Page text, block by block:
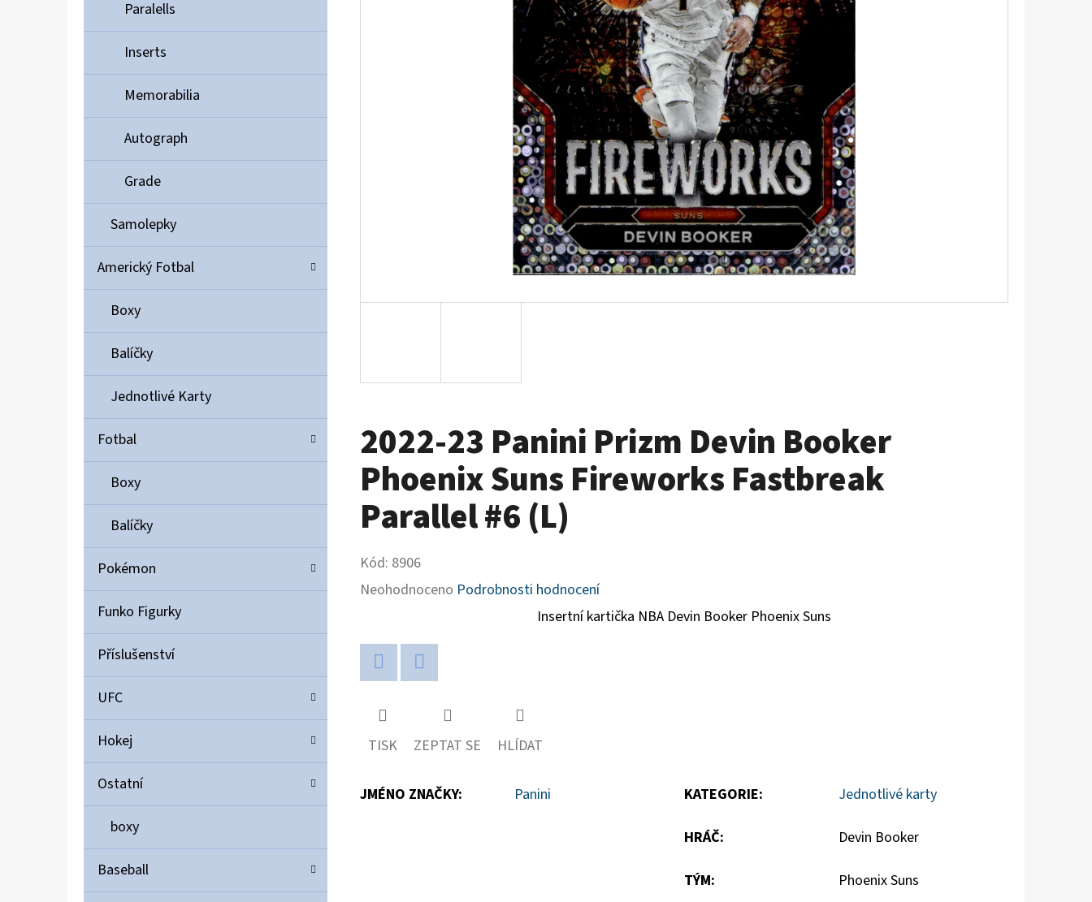
Paralells
Inserts
Memorabilia
Autograph
Grade
Samolepky
Americký Fotbal
Boxy
Balíčky
Jednotlivé Karty
Fotbal
Boxy
Balíčky
Pokémon
Funko Figurky
Příslušenství
UFC
Hokej
Ostatní
boxy
Baseball
2022-23 Panini Prizm Devin Booker
Phoenix Suns Fireworks Fastbreak
Parallel #6 (L)
Kód: 8906
Průměrné
produktu
Neohodnoceno Podrobnosti hodnocení
Insertní kartička NBA Devin Booker Phoenix Suns
TISK ZEPTAT SE HLÍDAT
JMÉNO ZNAČKY: Panini KATEGORIE: Jednotlivé karty
HRÁČ: Devin Booker
TÝM: Phoenix Suns
ULTIMATE GUARD MAGNETIC CARD CASE 35PT
POKÉMON TCG: ME05 - PITCH BLACK
BOOSTER BUNDLE
990 Kč